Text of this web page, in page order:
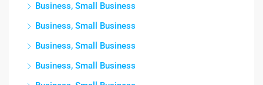
Business, Small Business
Business, Small Business
Business, Small Business
Business, Small Business